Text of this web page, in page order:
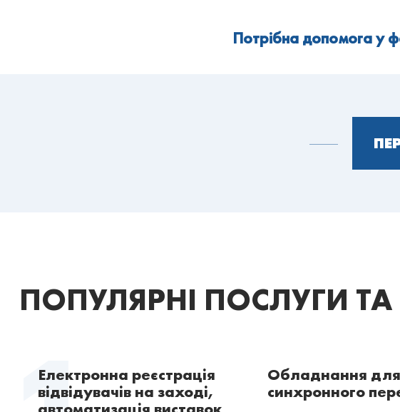
Потрібна допомога у
ПОПУЛЯРНІ ПОСЛУГИ
Електронна реєстрація
відвідувачів на заході,
Обладнання для
синхронного